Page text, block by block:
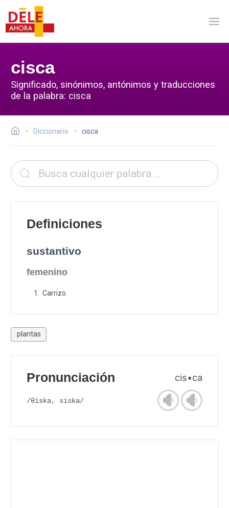
cisca
Significado, sinónimos, antónimos y traducciones
de la palabra: cisca
Diccionario cisca
Definiciones
sustantivo
femenino
Carrizo.
plantas
Pronunciación cis•ca
/θiska, siska/